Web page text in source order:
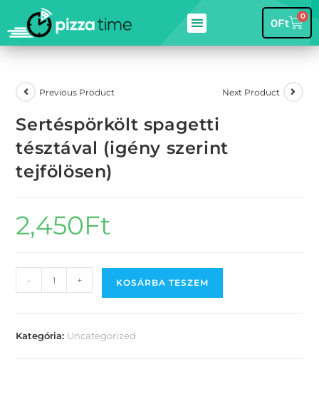
0Ft 0
Previous Product Next Product
Sertéspörkölt spagetti
tésztával (igény szerint
tejfölösen)
2,450Ft
- + KOSÁRBA TESZEM
Kategória: Uncategorized